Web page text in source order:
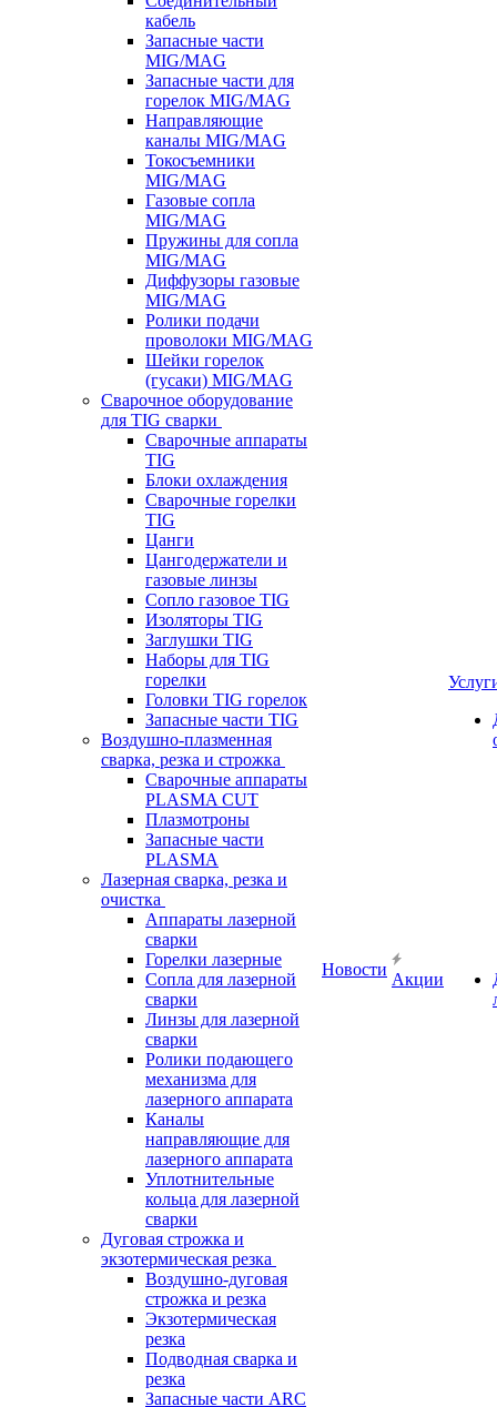
кабель
Запасные части
MIG/MAG
Запасные части для
горелок MIG/MAG
Направляющие
каналы MIG/MAG
Токосъемники
MIG/MAG
Газовые сопла
MIG/MAG
Пружины для сопла
MIG/MAG
Диффузоры газовые
MIG/MAG
Ролики подачи
проволоки MIG/MAG
Шейки горелок
(гусаки) MIG/MAG
Сварочное оборудование
для TIG сварки
Сварочные аппараты
TIG
Блоки охлаждения
Сварочные горелки
TIG
Цанги
Цангодержатели и
газовые линзы
Сопло газовое TIG
Изоляторы TIG
Заглушки TIG
Наборы для TIG
горелки
Головки TIG горелок
Запасные части TIG
Воздушно-плазменная
сварка, резка и строжка
Сварочные аппараты
PLASMA CUT
Плазмотроны
Запасные части
PLASMA
Лазерная сварка, резка и
очистка
Аппараты лазерной
сварки
Горелки лазерные
Сопла для лазерной
сварки
Линзы для лазерной
сварки
Ролики подающего
механизма для
лазерного аппарата
Каналы
направляющие для
лазерного аппарата
Уплотнительные
кольца для лазерной
сварки
Дуговая строжка и
экзотермическая резка
Воздушно-дуговая
строжка и резка
Экзотермическая
резка
Подводная сварка и
резка
Запасные части ARC
Новости
Акции